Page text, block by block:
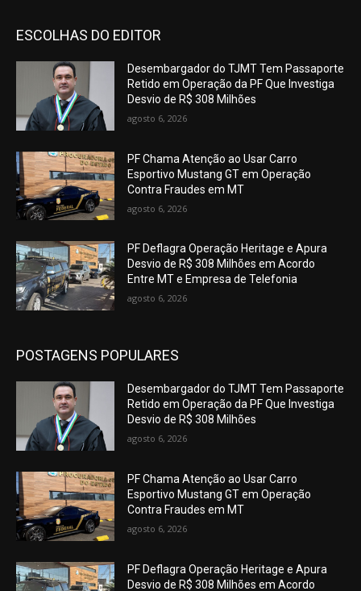
ESCOLHAS DO EDITOR
Desembargador do TJMT Tem Passaporte
Retido em Operação da PF Que Investiga
Desvio de R$ 308 Milhões
agosto 6, 2026
PF Chama Atenção ao Usar Carro
Esportivo Mustang GT em Operação
Contra Fraudes em MT
agosto 6, 2026
PF Deflagra Operação Heritage e Apura
Desvio de R$ 308 Milhões em Acordo
Entre MT e Empresa de Telefonia
agosto 6, 2026
POSTAGENS POPULARES
Desembargador do TJMT Tem Passaporte
Retido em Operação da PF Que Investiga
Desvio de R$ 308 Milhões
agosto 6, 2026
PF Chama Atenção ao Usar Carro
Esportivo Mustang GT em Operação
Contra Fraudes em MT
agosto 6, 2026
PF Deflagra Operação Heritage e Apura
Desvio de R$ 308 Milhões em Acordo